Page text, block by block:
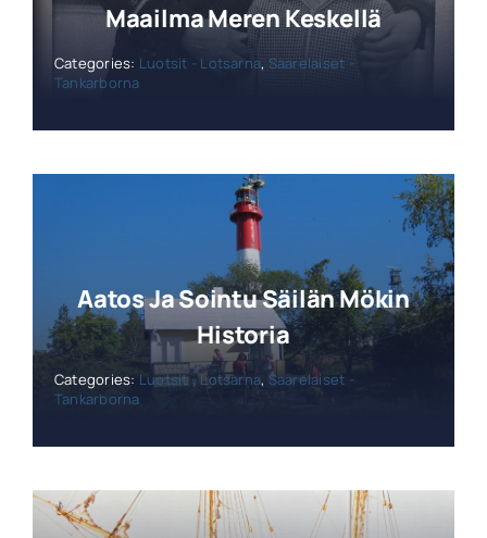
Maailma Meren Keskellä
Categories: Luotsit - Lotsarna, Saarelaiset -
Tankarborna
Aatos Ja Sointu Säilän Mökin
Historia
Categories: Luotsit - Lotsarna, Saarelaiset -
Tankarborna